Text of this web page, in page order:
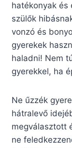
hatékonyak és
szülők
vonzó és
gyerekek
haladni! Nem
gyerekkel, ha
Ne űzzék
hátralevő
megválasztott
ne